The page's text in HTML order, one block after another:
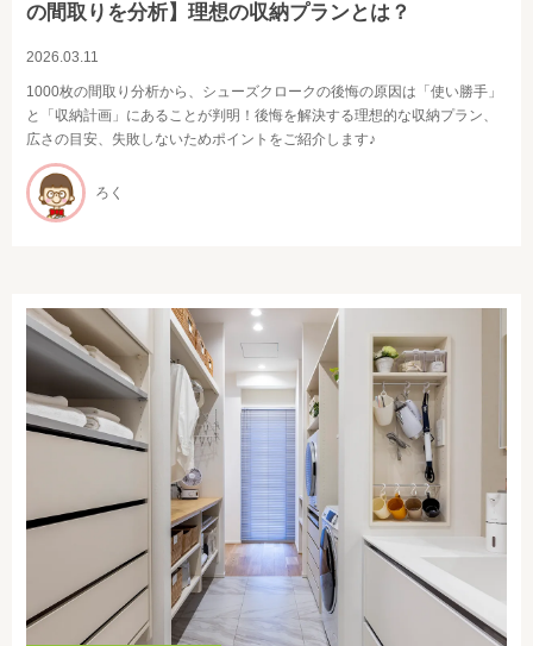
の間取りを分析】理想の収納プランとは？
2026.03.11
1000枚の間取り分析から、シューズクロークの後悔の原因は「使い勝手」
と「収納計画」にあることが判明！後悔を解決する理想的な収納プラン、
広さの目安、失敗しないためポイントをご紹介します♪
ろく